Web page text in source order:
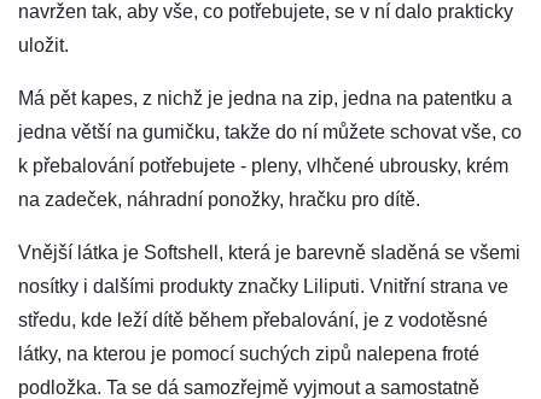
navržen tak, aby vše, co potřebujete, se v ní dalo prakticky
uložit.
Má pět kapes, z nichž je jedna na zip, jedna na patentku a
jedna větší na gumičku, takže do ní můžete schovat vše, co
k přebalování potřebujete - pleny, vlhčené ubrousky, krém
na zadeček, náhradní ponožky, hračku pro dítě.
Vnější látka je Softshell, která je barevně sladěná se všemi
nosítky i dalšími produkty značky Liliputi. Vnitřní strana ve
středu, kde leží dítě během přebalování, je z vodotěsné
látky, na kterou je pomocí suchých zipů nalepena froté
podložka. Ta se dá samozřejmě vyjmout a samostatně